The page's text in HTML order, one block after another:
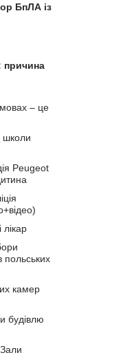
БпЛА із
причина
– це
школи
Peugeot
польських
камер
будівлю